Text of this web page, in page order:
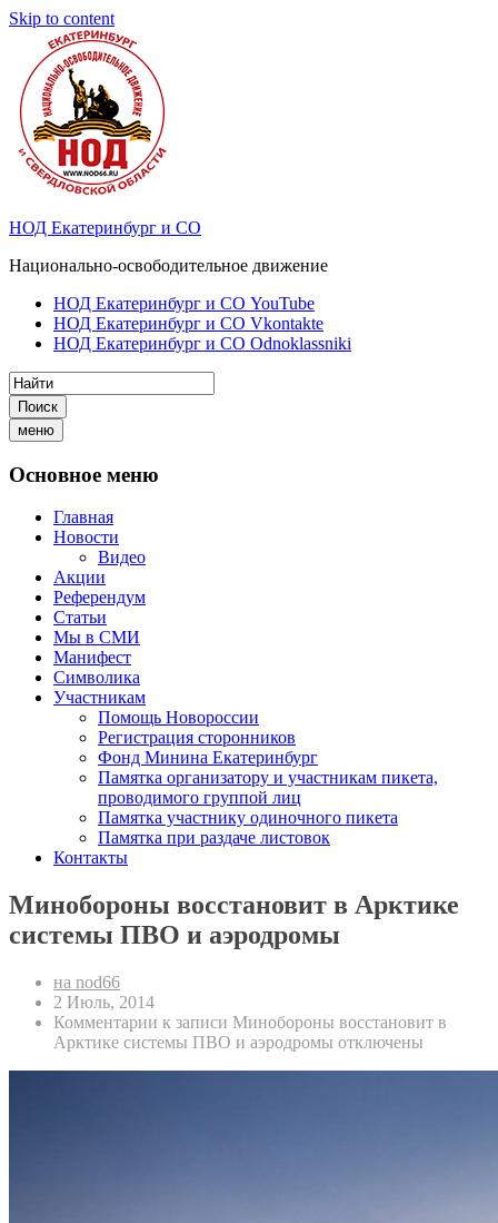
Skip to content
НОД Екатеринбург и СО
Национально-освободительное движение
НОД Екатеринбург и СО YouTube
НОД Екатеринбург и СО Vkontakte
НОД Екатеринбург и СО Odnoklassniki
Поиск
меню
Основное меню
Главная
Новости
Видео
Акции
Референдум
Статьи
Мы в СМИ
Манифест
Символика
Участникам
Помощь Новороссии
Регистрация сторонников
Фонд Минина Екатеринбург
Памятка организатору и участникам пикета,
проводимого группой лиц
Памятка участнику одиночного пикета
Памятка при раздаче листовок
Контакты
Минобороны восстановит в Арктике
системы ПВО и аэродромы
на nod66
2 Июль, 2014
Комментарии к записи Минобороны восстановит в
Арктике системы ПВО и аэродромы отключены